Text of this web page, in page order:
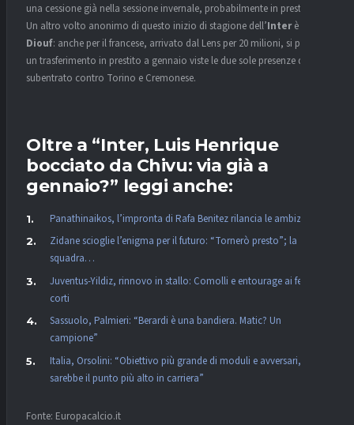
una cessione già nella sessione invernale, probabilmente in prestito.
Un altro volto anonimo di questo inizio di stagione dell’Interè
Diouf: anche per il francese, arrivato dal Lens per 20 milioni, si prevede
un trasferimento in prestito a gennaio viste le due sole presenze da
subentrato contro Torino e Cremonese.
Oltre a “Inter, Luis Henrique
bocciato da Chivu: via già a
gennaio?” leggi anche:
Panathinaikos, l’impronta di Rafa Benitez rilancia le ambizioni
Zidane scioglie l’enigma per il futuro: “Tornerò presto”; la
squadra…
Juventus-Yildiz, rinnovo in stallo: Comolli e entourage ai ferri
corti
Sassuolo, Palmieri: “Berardi è una bandiera. Matic? Un
campione”
Italia, Orsolini: “Obiettivo più grande di moduli e avversari,
sarebbe il punto più alto in carriera”
Fonte: Europacalcio.it